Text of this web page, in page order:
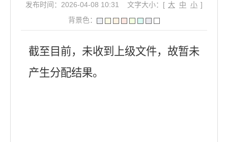
发布时间：2026-04-08 10:31
文字大小：[ 大 中 小 ]
背景色：
截至目前，未收到上级文件，故暂未
产生分配结果。